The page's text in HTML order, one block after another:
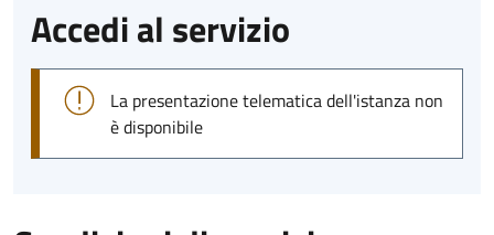
Accedi al servizio
La presentazione telematica dell'istanza non
è disponibile